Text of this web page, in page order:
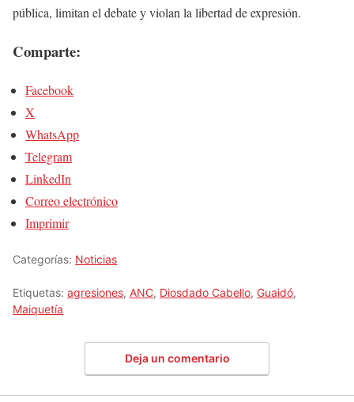
pública, limitan el debate y violan la libertad de expresión.
Comparte:
Facebook
X
WhatsApp
Telegram
LinkedIn
Correo electrónico
Imprimir
Categorías: Noticias
Etiquetas: agresiones, ANC, Diosdado Cabello, Guaidó,
Maiquetía
Deja un comentario